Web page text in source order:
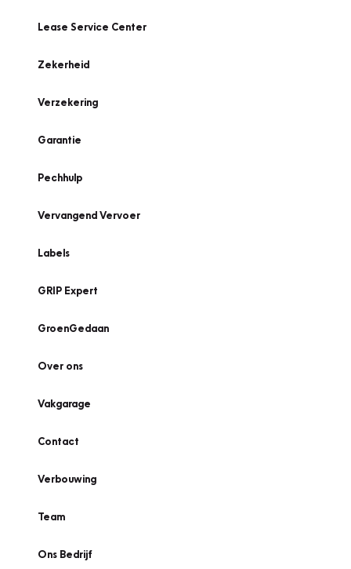
Lease Service Center
Zekerheid
Verzekering
Garantie
Pechhulp
Vervangend Vervoer
Labels
GRIP Expert
GroenGedaan
Over ons
Vakgarage
Contact
Verbouwing
Team
Ons Bedrijf